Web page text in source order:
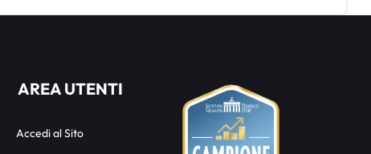
AREA UTENTI
Accedi al Sito